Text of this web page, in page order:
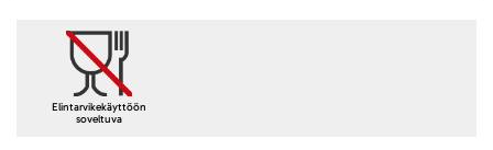
Elintarvikekäyttöön
soveltuva